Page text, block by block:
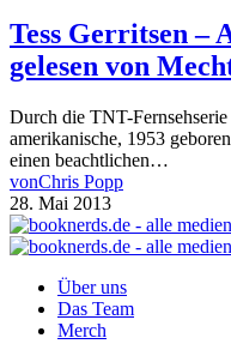
Tess Gerritsen –
gelesen von
Durch die TNT-
amerikanische, 1953
einen beachtlichen…
vonChris Popp
28. Mai 2013
Über uns
Das Team
Merch